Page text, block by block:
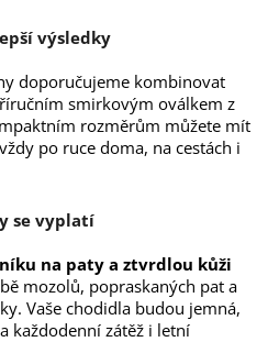
výsledky
doporučujeme kombinovat
smirkovým oválkem z
rozměrům můžete mít
po ruce doma, na cestách i
se vyplatí
na paty a ztvrdlou kůži
mozolů, popraskaných pat a
Vaše chodidla budou jemná,
každodenní zátěž i letní